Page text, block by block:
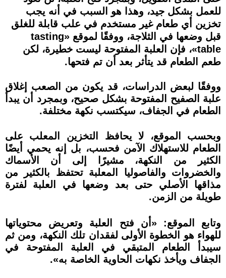
للعمل بشكل جيد، وهذا هو السبب في أنه يجب
تخزين أي طعام غير مستخدم في علب قابلة للغلق
قبل وضعها في الثلاجة، ووفقًا لموقع «tasting
table»، فإن العلبة المفتوحة ليست خطيرة، لكن
طعم الطعام قد يتأثر بعد أن تم فتحها.
ووفقًا لبعض الدراسات، قد يكون من الصعب إغلاق
علبة الصفيح المفتوحة بشكل صحيح، وبمجرد أن يبدأ
الطعام في الجفاف، سيكتسب نكهة مختلفة.
وبحسب الموقع، لا يحافظ التخزين المعلب على
الطعام للاستهلاك الآمن فحسب، بل إنه يحمي أيضًا
الكثير من النكهة، مشيرًا إلى أن الأسماك
والخضروات والفاصوليا المعلبة تحتفظ بالكثير من
مذاقها الأصلي حتى بعد وضعها في العلبة لفترة
طويلة من الزمن.
وتابع الموقع: «أن فتح العلبة وتعريض محتوياتها
للهواء هو الخطوة الأولى لفقدان تلك النكهة، ومن ثم
سيبدأ الطعام المتبقي في العلبة المفتوحة في
الجفاف ويأخذ نكهات الحاوية الخاصة به».